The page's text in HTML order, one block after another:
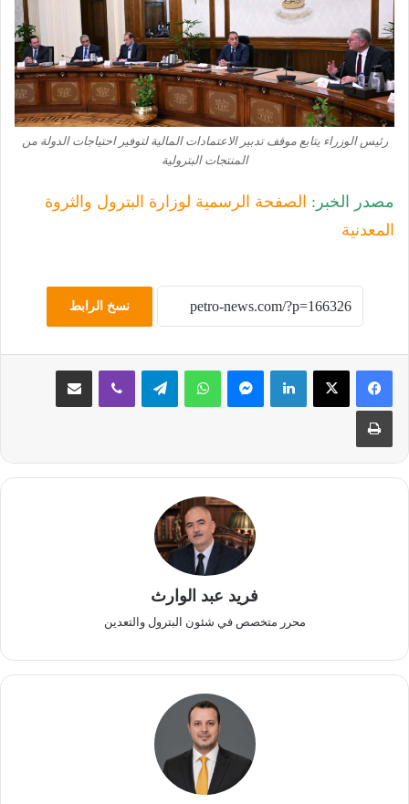
رئيس الوزراء يتابع موقف تدبير الاعتمادات المالية لتوفير احتياجات الدولة من
المنتجات البترولية
مصدر الخبر: الصفحة الرسمية لوزارة البترول والثروة
المعدنية
نسخ الرابط
لينكدإن ماسنجر واتساب تيلقرام ڤايبر مشاركة عبر البريد
طباعة
فريد عبد الوارث
محرر متخصص في شئون البترول والتعدين